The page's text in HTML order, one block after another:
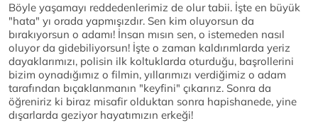
Böyle yaşamayı reddedenlerimiz de olur tabii. İşte en büyük
"hata" yı orada yapmışızdır. Sen kim oluyorsun da
bırakıyorsun o adamı! İnsan mısın sen, o istemeden nasıl
oluyor da gidebiliyorsun! İşte o zaman kaldırımlarda yeriz
dayaklarımızı, polisin ilk koltuklarda oturduğu, başrollerini
bizim oynadığımız o filmin, yıllarımızı verdiğimiz o adam
tarafından bıçaklanmanın "keyfini" çıkarırız. Sonra da
öğreniriz ki biraz misafir olduktan sonra hapishanede, yine
dışarlarda geziyor hayatımızın erkeği!